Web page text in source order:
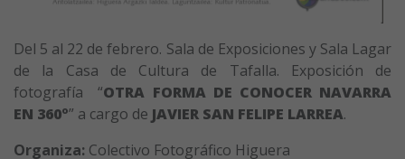
Del 5 al 22 de febrero. Sala de Exposiciones y Sala Lagar
de la Casa de Cultura de Tafalla. Exposición de
fotografía “OTRA FORMA DE CONOCER NAVARRA
EN 360º” a cargo de JAVIER SAN FELIPE LARREA.
Organiza: Colectivo Fotográfico Higuera